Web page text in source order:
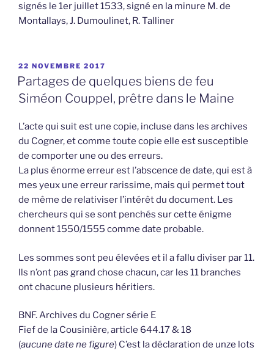
signés le 1er juillet 1533, signé en la minure M. de
Montallays, J. Dumoulinet, R. Talliner
PUBLIÉ
LE
22 NOVEMBRE 2017
Partages de quelques biens de feu
Siméon Couppel, prêtre dans le Maine
L’acte qui suit est une copie, incluse dans les archives
du Cogner, et comme toute copie elle est susceptible
de comporter une ou des erreurs.
La plus énorme erreur est l’abscence de date, qui est à
mes yeux une erreur rarissime, mais qui permet tout
de même de relativiser l’intérêt du document. Les
chercheurs qui se sont penchés sur cette énigme
donnent 1550/1555 comme date probable.
Les sommes sont peu élevées et il a fallu diviser par 11.
Ils n’ont pas grand chose chacun, car les 11 branches
ont chacune plusieurs héritiers.
BNF. Archives du Cogner série E
Fief de la Cousinière, article 644.17 & 18
(aucune date ne figure) C’est la déclaration de unze lots